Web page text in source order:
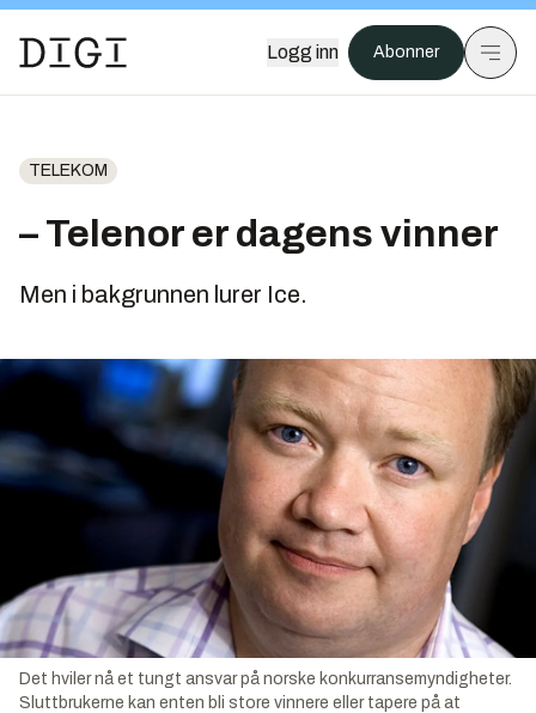
Logg inn Abonner
TELEKOM
– Telenor er dagens vinner
Men i bakgrunnen lurer Ice.
Det hviler nå et tungt ansvar på norske konkurransemyndigheter.
Sluttbrukerne kan enten bli store vinnere eller tapere på at